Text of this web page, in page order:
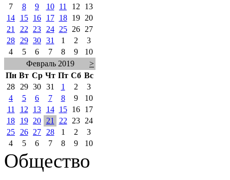
7
8 9 10 11 12
13
14
15 16 17 18 19
20
21
22 23 24 25 26
27
28
29 30 31 1 2
3
4
5 6 7 8 9
10
Февраль 2019
>
Пн Вт Ср Чт Пт Сб Вс
28
29 30 31 1 2
3
4
5 6 7 8 9
10
11
12 13 14 15 16
17
18
19 20 21 22 23
24
25
26 27 28 1 2
3
4
5 6 7 8 9 10
Общество